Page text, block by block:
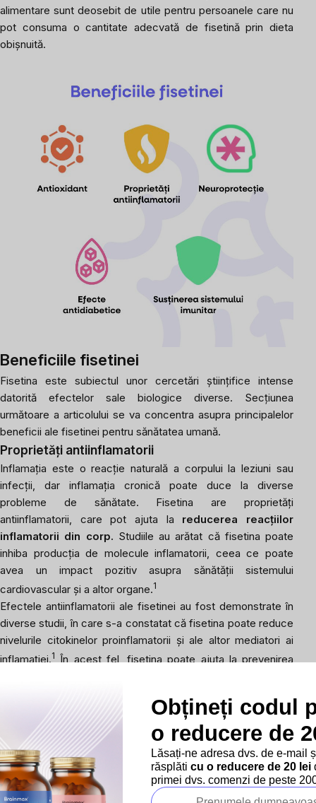
alimentare sunt deosebit de utile pentru persoanele care nu
pot consuma o cantitate adecvată de fisetină prin dieta
obișnuită.
Beneficiile fisetinei
Fisetina este subiectul unor cercetări științifice intense
datorită efectelor sale biologice diverse. Secțiunea
următoare a articolului se va concentra asupra principalelor
beneficii ale fisetinei pentru sănătatea umană.
Proprietăți antiinflamatorii
Inflamația este o reacție naturală a corpului la leziuni sau
infecții, dar inflamația cronică poate duce la diverse
probleme de sănătate. Fisetina are proprietăți
antiinflamatorii, care pot ajuta la reducerea reacțiilor
inflamatorii din corp. Studiile au arătat că fisetina poate
inhiba producția de molecule inflamatorii, ceea ce poate
avea un impact pozitiv asupra sănătății sistemului
cardiovascular și a altor organe.1
Efectele antiinflamatorii ale fisetinei au fost demonstrate în
diverse studii, în care s-a constatat că fisetina poate reduce
nivelurile citokinelor proinflamatorii și ale altor mediatori ai
inflamației.1În acest fel, fisetina poate ajuta la prevenirea
Neuroprotecția
Neuroprotecția este una dintre cele mai importante domenii
de cercetare privind fisetina. Fisetina poate sprijini sănătatea
creierului prin protejarea neuronilor de deteriorare și prin
susținerea funcțiilor cognitive. Studiile sugerează, de
asemenea, că fisetina poate îmbunătăți memoria și proteja
Obțineți codul
o reducere de
Lăsați-ne adresa dvs. de e-mail
răsplăti cu o reducere de 20 lei
primei dvs. comenzi de peste